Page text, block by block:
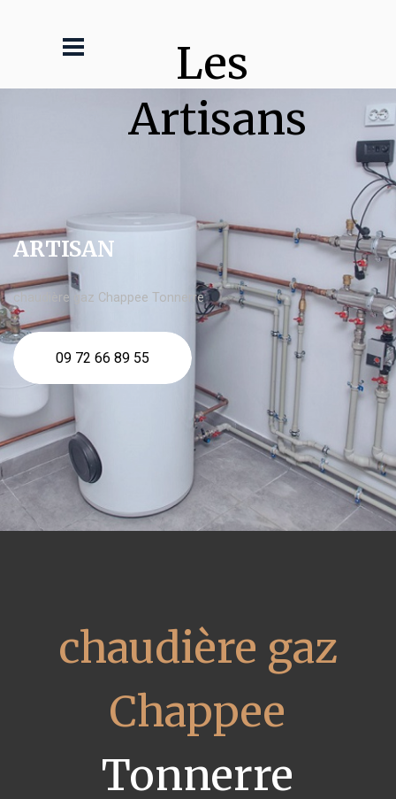
Les
Artisans
ARTISAN
chaudière gaz Chappee Tonnerre
09 72 66 89 55
chaudière gaz
Chappee
Tonnerre